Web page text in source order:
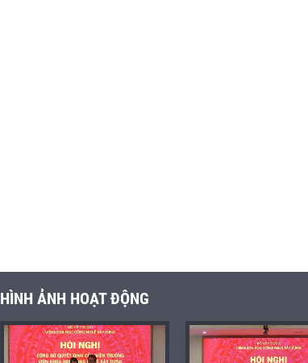
HÌNH ẢNH HOẠT ĐỘNG